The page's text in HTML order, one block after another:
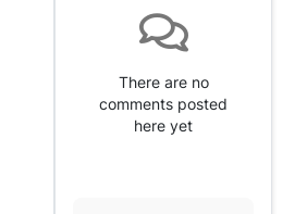
There are no
comments posted
here yet